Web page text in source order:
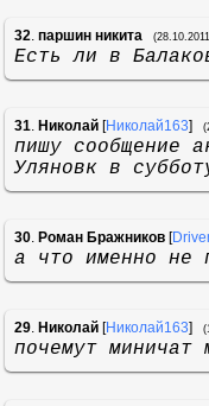
32. паршин никита
Есть ли в
31. Николай [Николай163]
пишу сообщение
Уляновк в
30. Роман Бражников [
а что именно не
29. Николай [Николай163]
почемут